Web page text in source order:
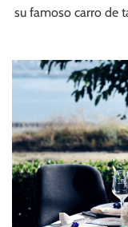
su famoso carro de